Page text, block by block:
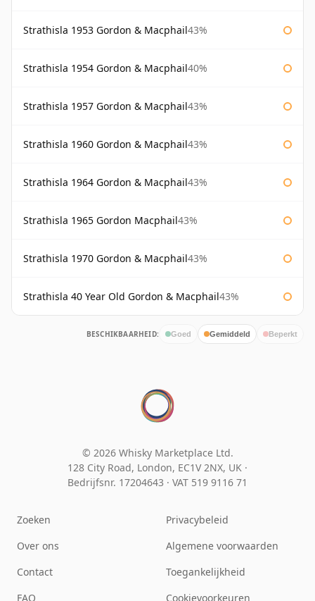
Strathisla 1953 Gordon & Macphail43%
Strathisla 1954 Gordon & Macphail40%
Strathisla 1957 Gordon & Macphail43%
Strathisla 1960 Gordon & Macphail43%
Strathisla 1964 Gordon & Macphail43%
Strathisla 1965 Gordon Macphail43%
Strathisla 1970 Gordon & Macphail43%
Strathisla 40 Year Old Gordon & Macphail43%
BESCHIKBAARHEID: Goed Gemiddeld Beperkt
© 2026 Whisky Marketplace Ltd.
128 City Road, London, EC1V 2NX, UK ·
Bedrijfsnr. 17204643 · VAT 519 9116 71
Zoeken
Over ons
Contact
FAQ
Privacybeleid
Algemene voorwaarden
Toegankelijkheid
Cookievoorkeuren